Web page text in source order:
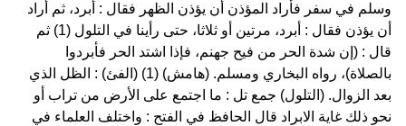
وسلم في سفر فأراد المؤذن أن يؤذن الظهر فقال : أبرد، ثم أراد
أن يؤذن فقال : أبرد، مرتين أو ثلاثا، حتى رأينا في التلول (1) ثم
قال : (إن شدة الحر من فيح جهنم، فإذا اشتد الحر فأبردوا
بالصلاة)، رواه البخاري ومسلم. (هامش) (1) (الفئ) : الظل الذي
بعد الزوال. (التلول) جمع تل : ما اجتمع على الأرض من تراب أو
نحو ذلك غاية الابراد قال الحافظ في الفتح : واختلف العلماء في